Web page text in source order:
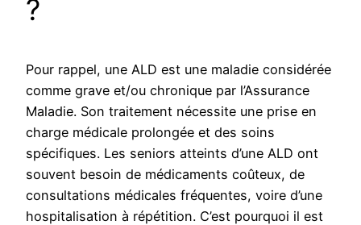
?
Pour rappel, une ALD est une maladie considérée
comme grave et/ou chronique par l’Assurance
Maladie. Son traitement nécessite une prise en
charge médicale prolongée et des soins
spécifiques. Les seniors atteints d’une ALD ont
souvent besoin de médicaments coûteux, de
consultations médicales fréquentes, voire d’une
hospitalisation à répétition. C’est pourquoi il est